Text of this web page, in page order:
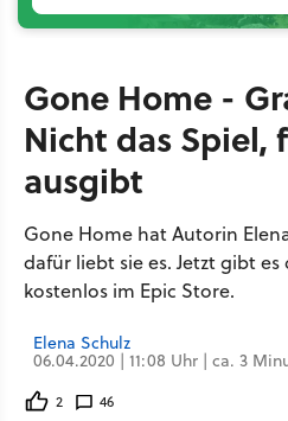
Gone Home -
Nicht das Spiel,
ausgibt
Gone Home hat Autorin
dafür liebt sie es. Jetzt gibt
kostenlos im Epic Store.
Elena Schulz
06.04.2020 | 11:08 Uhr | ca. 3
2 46